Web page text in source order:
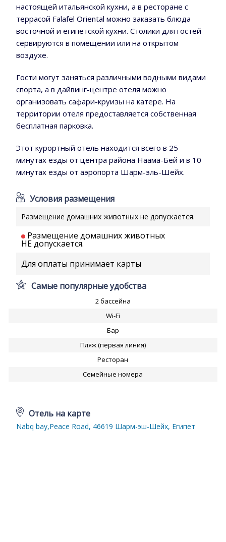
настоящей итальянской кухни, а в ресторане с
террасой Falafel Oriental можно заказать блюда
восточной и египетской кухни. Столики для гостей
сервируются в помещении или на открытом
воздухе.
Гости могут заняться различными водными видами
спорта, а в дайвинг-центре отеля можно
организовать сафари-круизы на катере. На
территории отеля предоставляется собственная
бесплатная парковка.
Этот курортный отель находится всего в 25
минутах езды от центра района Наама-Бей и в 10
минутах езды от аэропорта Шарм-эль-Шейх.
Условия размещения
Размещение домашних животных не допускается.
Размещение домашних животных
НЕ допускается.
Для оплаты принимает карты
Самые популярные удобства
2 бассейна
Wi-Fi
Бар
Пляж (первая линия)
Ресторан
Семейные номера
Отель на карте
Nabq bay,Peace Road, 46619 Шарм-эш-Шейх, Египет